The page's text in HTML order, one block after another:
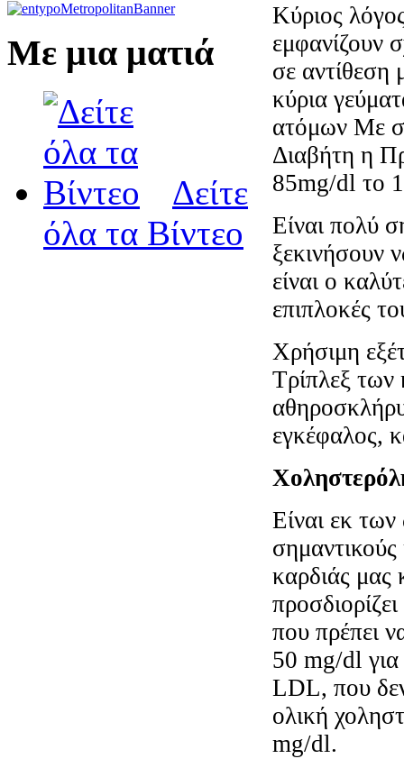
Κύριος
εμφανίζουν
σε αντίθεση
κύρια
ατόμων Με
Διαβήτη η
85mg/dl το
Είναι πολύ
ξεκινήσουν
είναι ο
επιπλοκές
Χρήσιμη
Τρίπλεξ των
εγκέφαλος,
Είναι εκ
σημαντικούς
καρδιάς μας
που πρέπει
50 mg/dl για
LDL, που
ολική
mg/dl.
Με μια ματιά
Δείτε
όλα τα Βίντεο